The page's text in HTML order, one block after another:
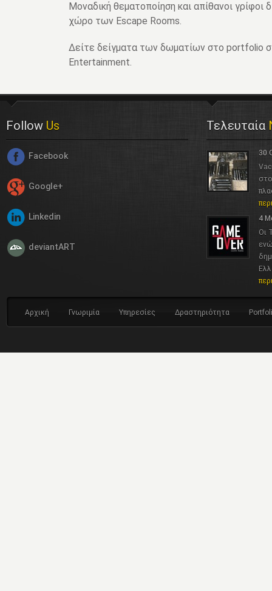
Μοναδική θεματοποίηση και απίθανοι γρίφοι
χώρο των Escape Rooms.
Δείτε δείγματα των δωματίων στο portfolio
Entertainment.
Follow Us
Facebook
Google+
Linkedin
deviantART
Τελευταία
30
4
Οι
Αρχική Γνωριμία Υπηρεσίες Δραστηριότητα